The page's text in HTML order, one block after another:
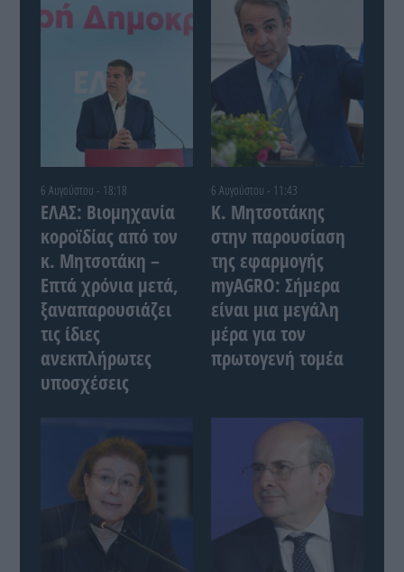
6 Αυγούστου - 18:18
ΕΛΑΣ: Βιομηχανία
κοροϊδίας από τον
κ. Μητσοτάκη –
Επτά χρόνια μετά,
ξαναπαρουσιάζει
τις ίδιες
ανεκπλήρωτες
υποσχέσεις
6 Αυγούστου - 11:43
Κ. Μητσοτάκης
στην παρουσίαση
της εφαρμογής
myAGRO: Σήμερα
είναι μια μεγάλη
μέρα για τον
πρωτογενή τομέα